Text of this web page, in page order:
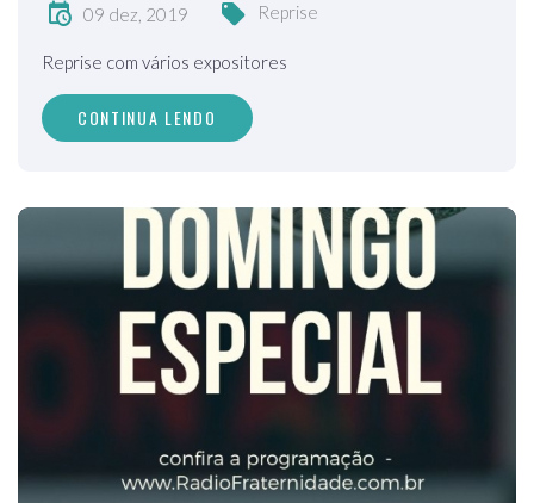
09 dez, 2019 Reprise
Reprise com vários expositores
CONTINUA LENDO